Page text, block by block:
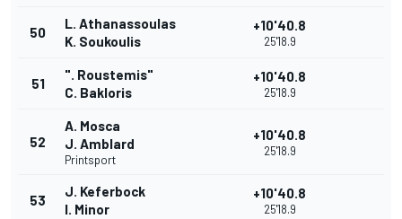
50
L. Athanassoulas
K. Soukoulis
+10'40.8
25'18.9
51
". Roustemis"
C. Bakloris
+10'40.8
25'18.9
52
A. Mosca
J. Amblard
Printsport
+10'40.8
25'18.9
53
J. Keferbock
I. Minor
+10'40.8
25'18.9